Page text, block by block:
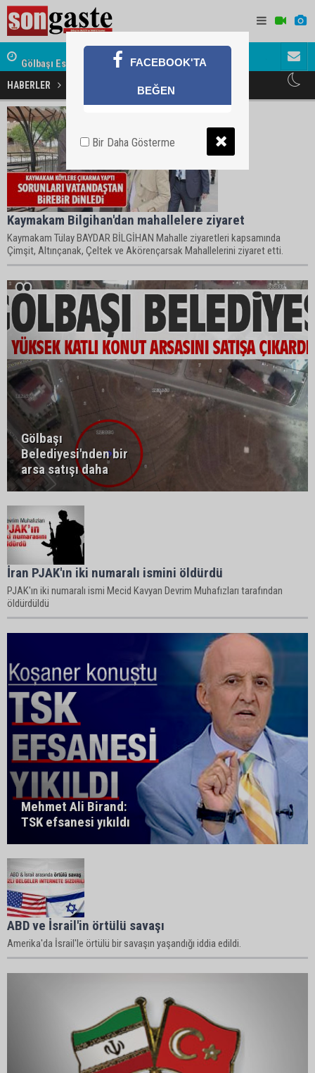
Gölbaşı Esnafının Sesi Ankara Kalkınma Ajansı'nda Avukat
akını
HABERLER
Kaymakam Bilgihan'dan mahallelere ziyaret
Kaymakam Tülay BAYDAR BİLGİHAN Mahalle ziyaretleri kapsamında
Çimşit, Altınçanak, Çeltek ve Akörençarsak Mahallelerini ziyaret etti.
Gölbaşı
Belediyesi'nden bir
arsa satışı daha
İran PJAK'ın iki numaralı ismini öldürdü
PJAK'ın iki numaralı ismi Mecid Kavyan Devrim Muhafızları tarafından
öldürdüldü
Mehmet Ali Birand:
TSK efsanesi yıkıldı
ABD ve İsrail'in örtülü savaşı
Amerika'da İsrail'le örtülü bir savaşın yaşandığı iddia edildi.
FACEBOOK'TA
BEĞEN
Bir Daha Gösterme